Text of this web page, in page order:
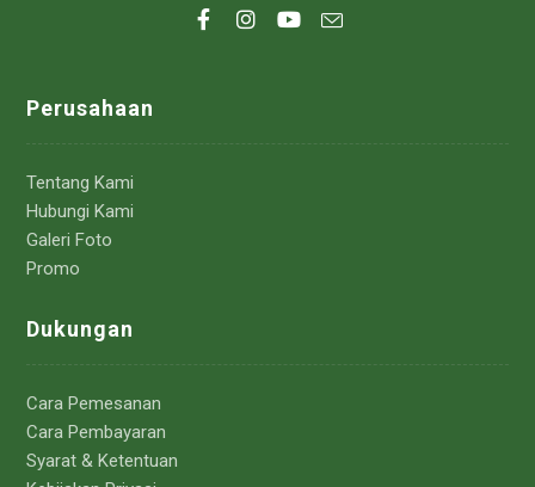
Perusahaan
Tentang Kami
Hubungi Kami
Galeri Foto
Promo
Dukungan
Cara Pemesanan
Cara Pembayaran
Syarat & Ketentuan